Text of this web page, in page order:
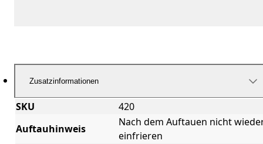
Zusatzinformationen
SKU
420
Auftauhinweis
Nach dem Auftauen nicht
einfrieren